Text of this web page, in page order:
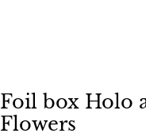
Foil box Holo
Flowers